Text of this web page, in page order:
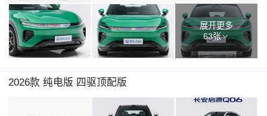
展开更多
63张
2026款 纯电版 四驱顶配版